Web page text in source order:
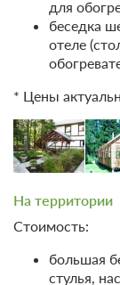
2 700
для
беседка
отеле
* Цены
На территории
Стоимость:
большая
стулья,